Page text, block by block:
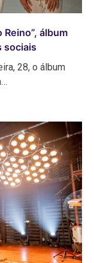
álbum
sociais
28, o álbum